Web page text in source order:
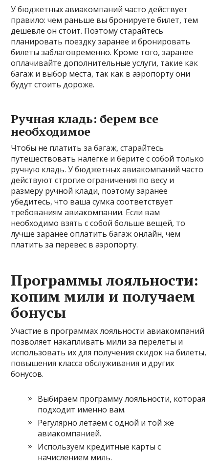
У бюджетных авиакомпаний часто действует
правило: чем раньше вы бронируете билет, тем
дешевле он стоит. Поэтому старайтесь
планировать поездку заранее и бронировать
билеты заблаговременно. Кроме того, заранее
оплачивайте дополнительные услуги, такие как
багаж и выбор места, так как в аэропорту они
будут стоить дороже.
Ручная кладь: берем все
необходимое
Чтобы не платить за багаж, старайтесь
путешествовать налегке и берите с собой только
ручную кладь. У бюджетных авиакомпаний часто
действуют строгие ограничения по весу и
размеру ручной клади, поэтому заранее
убедитесь, что ваша сумка соответствует
требованиям авиакомпании. Если вам
необходимо взять с собой больше вещей, то
лучше заранее оплатить багаж онлайн, чем
платить за перевес в аэропорту.
Программы лояльности:
копим мили и получаем
бонусы
Участие в программах лояльности авиакомпаний
позволяет накапливать мили за перелеты и
использовать их для получения скидок на билеты,
повышения класса обслуживания и других
бонусов.
Выбираем программу лояльности, которая
подходит именно вам.
Регулярно летаем с одной и той же
авиакомпанией.
Используем кредитные карты с
начислением миль.